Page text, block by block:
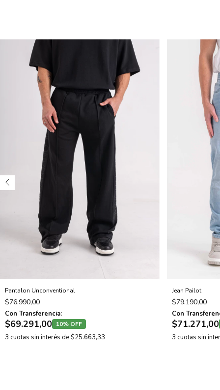
Pantalon Unconventional
$76.990,00
Con Transferencia:
$69.291,00 10% OFF
3 cuotas sin interés de $25.663,33
Jean Pailot
$79.190,00
Con
$71.271,00
3 cuotas sin